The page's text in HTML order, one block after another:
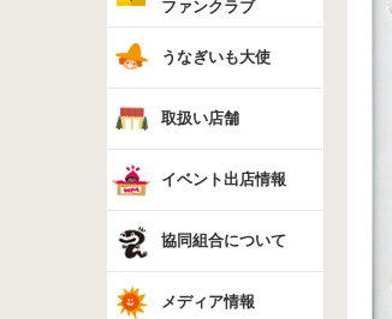
ファンクラブ
うなぎいも大使
取扱い店舗
イベント出店情報
協同組合について
メディア情報